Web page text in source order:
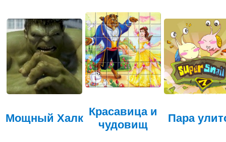
Мощный Халк
Красавица и
чудовищ
Пара